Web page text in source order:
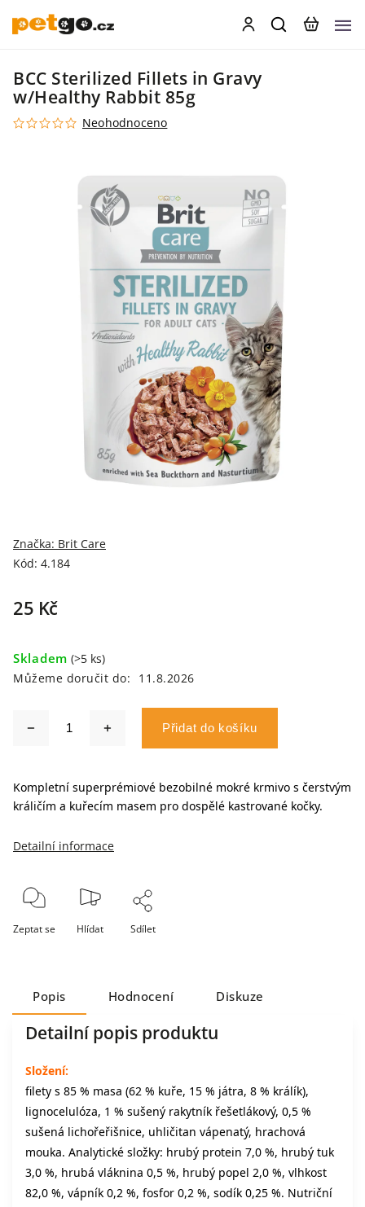
BCC Sterilized Fillets in Gravy
w/Healthy Rabbit 85g
Neohodnoceno
Kód: 4.184
Značka: Brit Care
25 Kč
Skladem (>5 ks)
Můžeme doručit do:
11.8.2026
Přidat do košíku
Kompletní superprémiové bezobilné mokré krmivo s čerstvým
králičím a kuřecím masem pro dospělé kastrované kočky.
Detailní informace
Zeptat se Hlídat Sdílet
Popis Hodnocení Diskuze
Detailní popis produktu
Složení:
filety s 85 % masa (62 % kuře, 15 % játra, 8 % králík),
lignocelulóza, 1 % sušený rakytník řešetlákový, 0,5 %
sušená lichořeřišnice, uhličitan vápenatý, hrachová
mouka. Analytické složky: hrubý protein 7,0 %, hrubý tuk
3,0 %, hrubá vláknina 0,5 %, hrubý popel 2,0 %, vlhkost
82,0 %, vápník 0,2 %, fosfor 0,2 %, sodík 0,25 %. Nutriční